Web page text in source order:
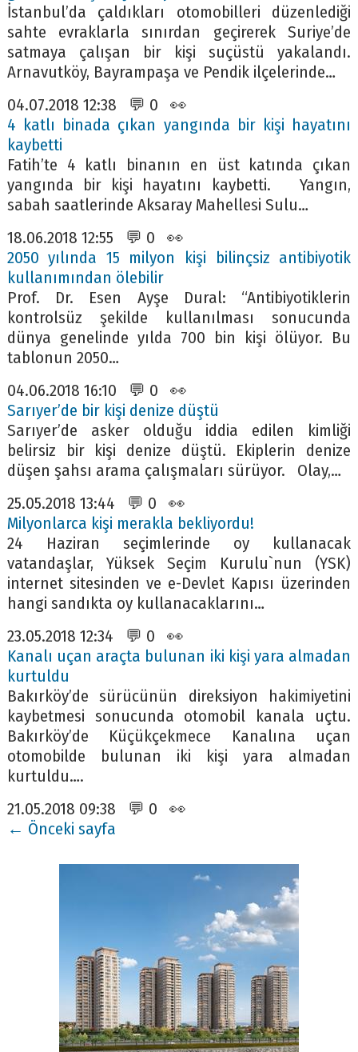
İstanbul’da çaldıkları otomobilleri düzenlediği
sahte evraklarla sınırdan geçirerek Suriye’de
satmaya çalışan bir kişi suçüstü yakalandı.
Arnavutköy, Bayrampaşa ve Pendik ilçelerinde…
04.07.2018 12:38 💬 0 👀
4 katlı binada çıkan yangında bir kişi hayatını
kaybetti
Fatih’te 4 katlı binanın en üst katında çıkan
yangında bir kişi hayatını kaybetti. Yangın,
sabah saatlerinde Aksaray Mahellesi Sulu…
18.06.2018 12:55 💬 0 👀
2050 yılında 15 milyon kişi bilinçsiz antibiyotik
kullanımından ölebilir
Prof. Dr. Esen Ayşe Dural: “Antibiyotiklerin
kontrolsüz şekilde kullanılması sonucunda
dünya genelinde yılda 700 bin kişi ölüyor. Bu
tablonun 2050…
04.06.2018 16:10 💬 0 👀
Sarıyer’de bir kişi denize düştü
Sarıyer’de asker olduğu iddia edilen kimliği
belirsiz bir kişi denize düştü. Ekiplerin denize
düşen şahsı arama çalışmaları sürüyor. Olay,…
25.05.2018 13:44 💬 0 👀
Milyonlarca kişi merakla bekliyordu!
24 Haziran seçimlerinde oy kullanacak
vatandaşlar, Yüksek Seçim Kurulu`nun (YSK)
internet sitesinden ve e-Devlet Kapısı üzerinden
hangi sandıkta oy kullanacaklarını…
23.05.2018 12:34 💬 0 👀
Kanalı uçan araçta bulunan iki kişi yara almadan
kurtuldu
Bakırköy’de sürücünün direksiyon hakimiyetini
kaybetmesi sonucunda otomobil kanala uçtu.
Bakırköy’de Küçükçekmece Kanalına uçan
otomobilde bulunan iki kişi yara almadan
kurtuldu….
21.05.2018 09:38 💬 0 👀
← Önceki sayfa